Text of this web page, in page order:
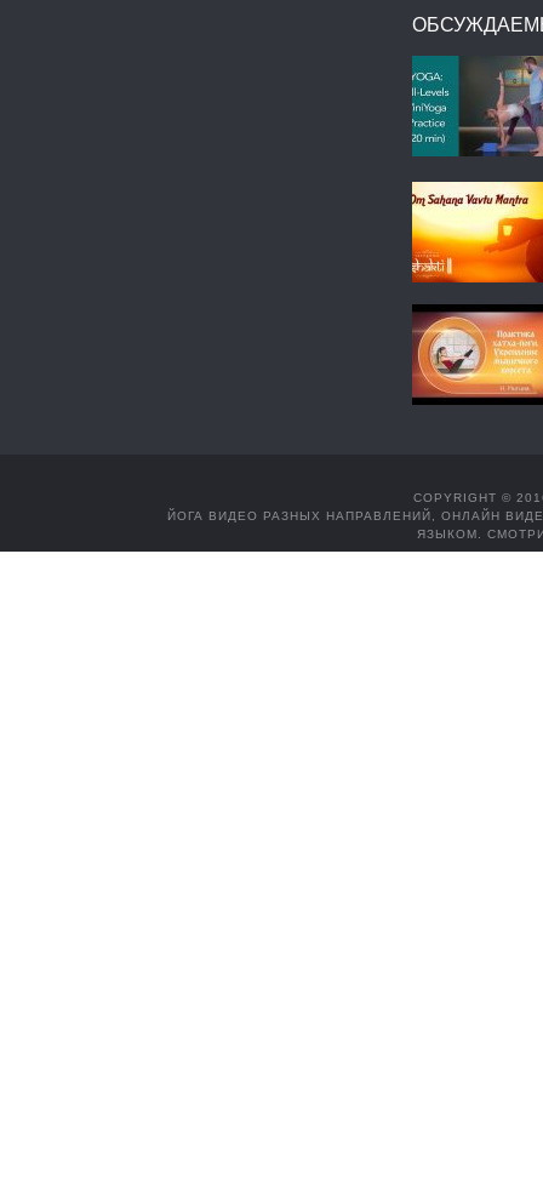
COPYRIGHT ©
ЙОГА ВИДЕО РАЗНЫХ НАПРАВЛЕНИЙ, ОНЛАЙН
ЯЗЫКОМ.